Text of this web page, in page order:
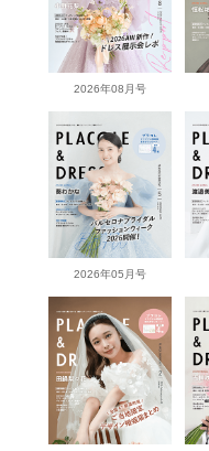
2026年08月号
2026年05月号